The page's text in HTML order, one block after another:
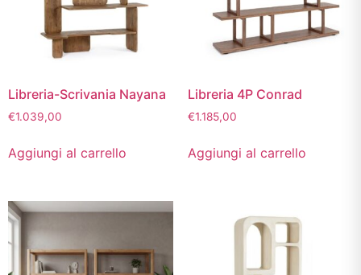
Libreria-Scrivania Nayana
€1.039,00
Aggiungi al carrello
Libreria 4P Conrad
€1.185,00
Aggiungi al carrello